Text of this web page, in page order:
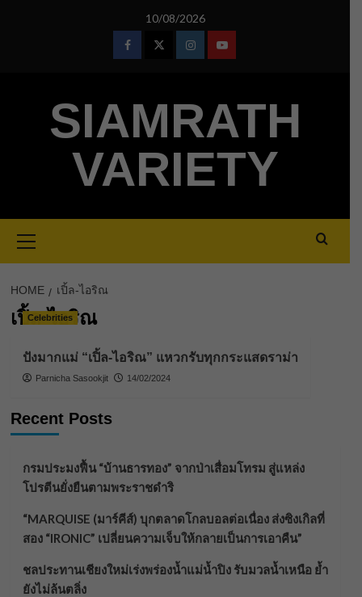
10/08/2026
FacebookTwitterInstagramYoutube
SIAMRATH
VARIETY
Menu
HOME เปิ้ล-ไอริณ
เปิ้ล-ไอริณ
Celebrities
ปังมากแม่ “เปิ้ล-ไอริณ” แหวกรับทุกกระแสดราม่า
Parnicha Sasookjit 14/02/2024
Recent Posts
กรมประมงฟื้น “บ้านธารทอง” จากป่าเสื่อมโทรม สู่แหล่ง
โปรตีนยั่งยืนตามพระราชดำริ
“MARQUISE (มาร์คีส์) บุกตลาดโกลบอลต่อเนื่อง ส่งซิงเกิลที่
สอง “IRONIC” เปลี่ยนความเจ็บให้กลายเป็นการเอาคืน”
ชลประทานเชียงใหม่เร่งพร่องน้ำแม่น้ำปิง รับมวลน้ำเหนือ ย้ำ
ยังไม่ล้นตลิ่ง